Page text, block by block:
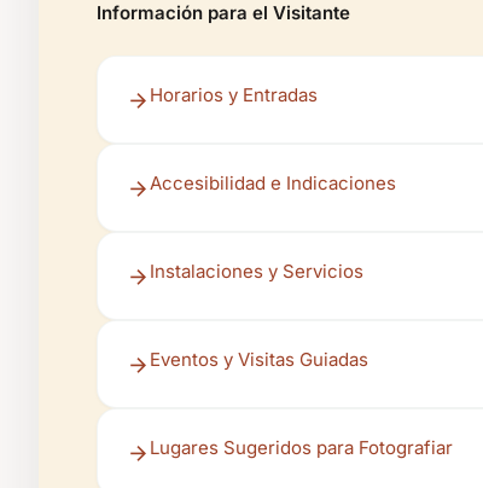
Información para el Visitante
Horarios y Entradas
Accesibilidad e Indicaciones
Instalaciones y Servicios
Eventos y Visitas Guiadas
Lugares Sugeridos para Fotografiar